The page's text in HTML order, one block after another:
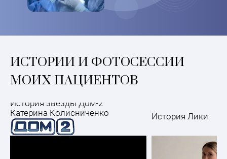
ИСТОРИИ И ФОТОСЕССИИ
МОИХ ПАЦИЕНТОВ
История звезды Дом-2
Катерина Колисниченко
История Лики